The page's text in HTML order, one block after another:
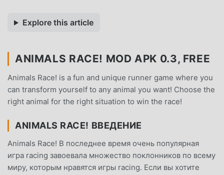
Explore this article
ANIMALS RACE! MOD APK 0.3, FREE
Animals Race! is a fun and unique runner game where you
can transform yourself to any animal you want! Choose the
right animal for the right situation to win the race!
ANIMALS RACE! ВВЕДЕНИЕ
Animals Race! В последнее время очень популярная
игра racing завоевала множество поклонников по всему
миру, которым нравятся игры racing. Если вы хотите